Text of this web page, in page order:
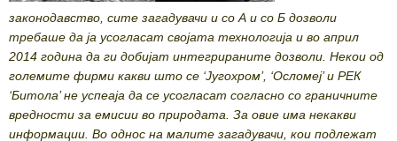
законодавство, сите загадувачи и со А и со Б дозволи
требаше да ја усогласат својата технологија и во април
2014 година да ги добијат интегрираните дозволи. Некои од
големите фирми какви што се ‘Југохром’, ‘Осломеј’ и РЕК
‘Битола’ не успеаја да се усогласат согласно со граничните
вредности за емисии во природата. За овие има некакви
информации. Во однос на малите загадувачи, кои подлежат